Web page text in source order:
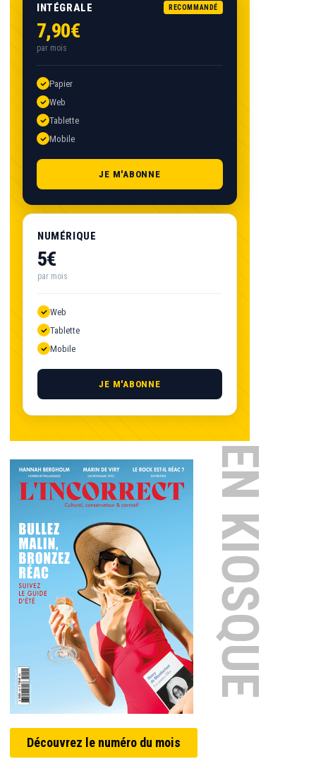
INTÉGRALE RECOMMANDÉ
7,90€
par mois
Papier
Web
Tablette
Mobile
JE M'ABONNE
NUMÉRIQUE
5€
par mois
Web
Tablette
Mobile
JE M'ABONNE
EN KIOSQUE
Découvrez le numéro du mois